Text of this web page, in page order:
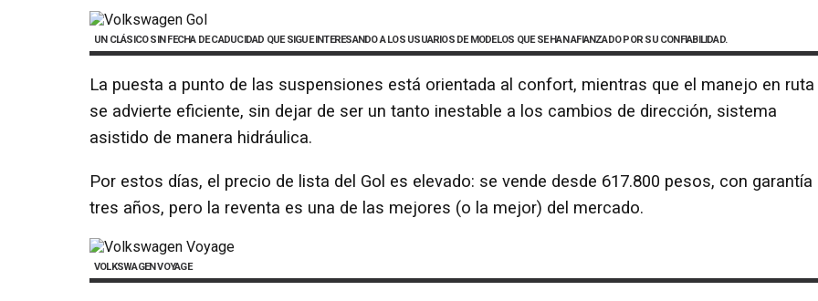
UN CLÁSICO SIN FECHA DE CADUCIDAD QUE SIGUE INTERESANDO A LOS USUARIOS DE MODELOS QUE SE HAN AFIANZADO POR SU CONFIABILIDAD.
La puesta a punto de las suspensiones está orientada al confort, mientras que el manejo en ruta
se advierte eficiente, sin dejar de ser un tanto inestable a los cambios de dirección, sistema
asistido de manera hidráulica.
Por estos días, el precio de lista del Gol es elevado: se vende desde 617.800 pesos, con garantía
tres años, pero la reventa es una de las mejores (o la mejor) del mercado.
VOLKSWAGEN VOYAGE